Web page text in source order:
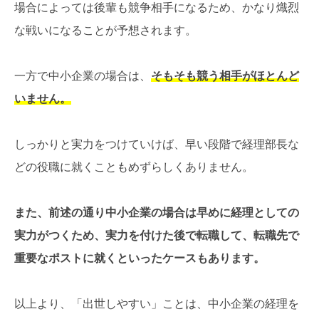
場合によっては後輩も競争相手になるため、かなり熾烈
な戦いになることが予想されます。
一方で中小企業の場合は、 そもそも競う相手がほとんど
いません。
しっかりと実力をつけていけば、早い段階で経理部長な
どの役職に就くこともめずらしくありません。
また、前述の通り中小企業の場合は早めに経理としての
実力がつくため、実力を付けた後で転職して、転職先で
重要なポストに就くといったケースもあります。
以上より、「出世しやすい」ことは、中小企業の経理を